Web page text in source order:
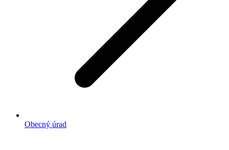
Obecný úrad